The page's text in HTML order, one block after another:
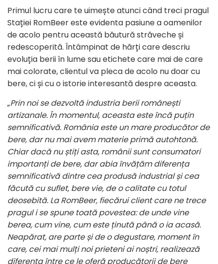
Primul lucru care te uimește atunci când treci pragul
Stației RomBeer este evidenta pasiune a oamenilor
de acolo pentru această băutură străveche și
redescoperită. Întâmpinat de hărți care descriu
evoluția berii în lume sau etichete care mai de care
mai colorate, clientul va pleca de acolo nu doar cu
bere, ci și cu o istorie interesantă despre aceasta.
„Prin noi se dezvoltă industria berii românești
artizanale. În momentul, aceasta este încă puțin
semnificativă. România este un mare producător de
bere, dar nu mai avem materie primă autohtonă.
Chiar dacă nu știți asta, românii sunt consumatori
importanți de bere, dar abia învățăm diferența
semnificativă dintre cea produsă industrial și cea
făcută cu suflet, bere vie, de o calitate cu totul
deosebită. La RomBeer, fiecărui client care ne trece
pragul i se spune toată povestea: de unde vine
berea, cum vine, cum este ținută până o ia acasă.
Neapărat, are parte și de o degustare, moment în
care, cei mai mulți noi prieteni ai noștri, realizează
diferența între ce le oferă producătorii de bere